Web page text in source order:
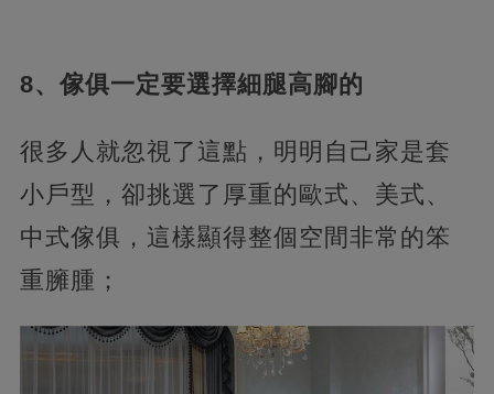
8、傢俱一定要選擇細腿高腳的
很多人就忽視了這點，明明自己家是套
小戶型，卻挑選了厚重的歐式、美式、
中式傢俱，這樣顯得整個空間非常的笨
重臃腫；